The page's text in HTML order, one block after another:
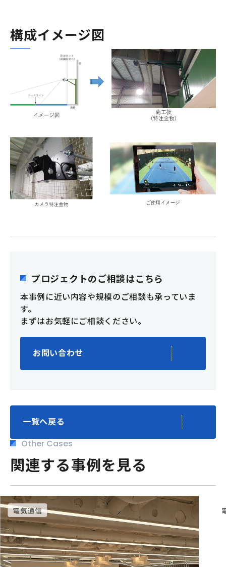
構成イメージ図
プロジェクトのご相談はこちら
本事例に近い内容や規模のご相談も承っていま
す。
まずはお気軽にご相談ください。
お問い合わせ
一覧へ戻る
Other Cases
関連する事例を見る
電気通信